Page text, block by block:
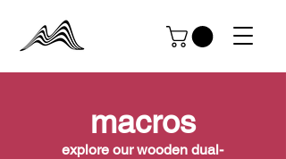
macros
explore our wooden dual-